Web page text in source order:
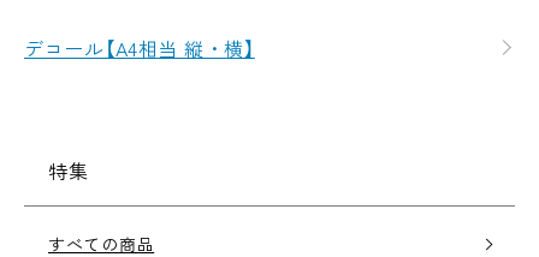
デコール【A4相当 縦・横】
特集
すべての商品